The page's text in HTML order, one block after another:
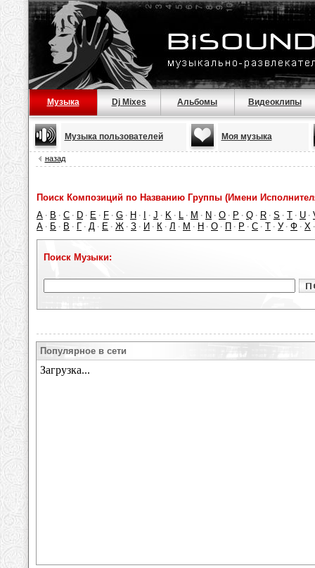
Музыка Dj Mixes Альбомы Видеоклипы
Музыка пользователей Моя музыка
назад
Поиск Композиций по Названию Группы (Имени
A · B · C · D · E · F · G · H · · J · K · L · M · N · O · P · Q · R · S · T · U ·
А · Б · В · Г · Д · Е · Ж · З · И · К · Л · М · Н · О · П · Р · С · Т · У · Ф · Х
Поиск Музыки:
Популярное в сети